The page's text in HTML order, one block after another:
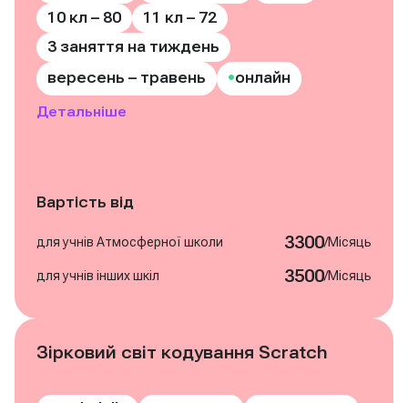
10 кл – 80
11 кл – 72
3 заняття на тиждень
вересень – травень
•онлайн
Детальніше
Вартість від
для учнів Атмосферної школи 3300/Місяць
для учнів інших шкіл 3500/Місяць
Записатись на курс
Зірковий світ кодування Scratch